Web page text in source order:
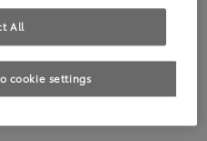
leider nicht gefunden
cookie settings
All